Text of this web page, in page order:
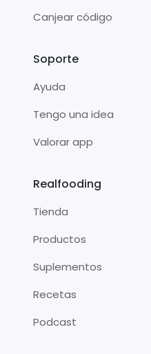
Canjear código
Soporte
Ayuda
Tengo una idea
Valorar app
Realfooding
Tienda
Productos
Suplementos
Recetas
Podcast